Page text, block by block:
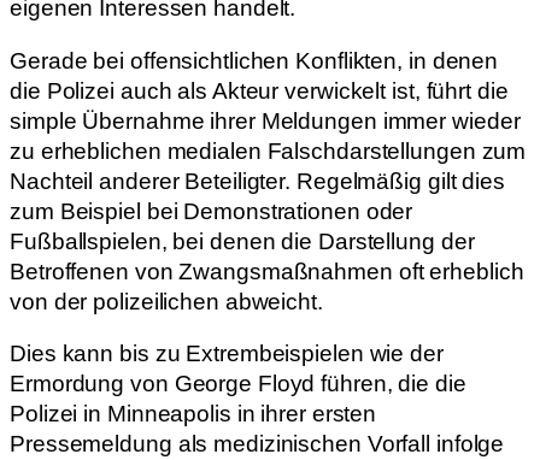
eigenen Interessen handelt.
Gerade bei offensichtlichen Konflikten, in denen
die Polizei auch als Akteur verwickelt ist, führt die
simple Übernahme ihrer Meldungen immer wieder
zu erheblichen medialen Falschdarstellungen zum
Nachteil anderer Beteiligter. Regelmäßig gilt dies
zum Beispiel bei Demonstrationen oder
Fußballspielen, bei denen die Darstellung der
Betroffenen von Zwangsmaßnahmen oft erheblich
von der polizeilichen abweicht.
Dies kann bis zu Extrembeispielen wie der
Ermordung von George Floyd führen, die die
Polizei in Minneapolis in ihrer ersten
Pressemeldung als medizinischen Vorfall infolge